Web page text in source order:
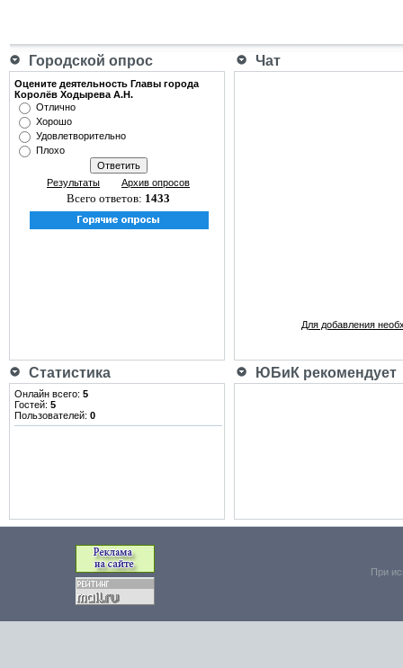
Городской опрос Чат
Оцените деятельность Главы города
Королёв Ходырева А.Н.
Отлично
Хорошо
Удовлетворительно
Плохо
Результаты Архив опросов
Всего ответов: 1433
Для добавления
Статистика ЮБиК рекомендует
Онлайн всего: 5
Гостей: 5
Пользователей: 0
При